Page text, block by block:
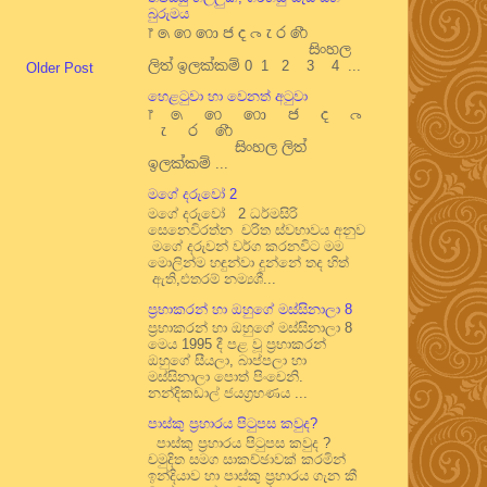
Older Post
බුරුමය
෦ ෧ ෨ ෩ ෪ ෫ ෬ ෭ ෮ ෯
සිංහල
ලිත් ඉලක්කම් 0 1 2 3 4 ...
හෙළටුවා හා වෙනත් අටුවා
෦ ෧ ෨ ෩ ෪ ෫ ෬
෭ ෮ ෯
සිංහල ලිත්
ඉලක්කම් ...
මගේ දරුවෝ 2
මගේ දරුවෝ 2 ධර්මසිරි
සෙනෙවිරත්න චරිත ස්වභාවය අනුව
මගේ දරුවන් වර්ග කරනවිට මම
මොලින්ම හඳුන්වා දුන්නේ තද හිත්
ඇති,එතරම් නම්‍යශී...
ප්‍රභාකරන් හා ඔහුගේ මස්සිනාලා 8
ප්‍රභාකරන් හා ඔහුගේ මස්සිනාලා 8
මෙය 1995 දී පළ වූ ප්‍රභාකරන්
ඔහුගේ සීයලා, බාප්පලා හා
මස්සිනාලා පොත් පිංචෙනි.
නන්දිකඩාල් ජයග්‍රහණය ...
පාස්කු ප්‍රහාරය පිටුපස කවුද?
පාස්කු ප්‍රහාරය පිටුපස කවුද ?
චමුදිත සමග සාකච්ඡාවක් කරමින්
ඉන්දියාව හා පාස්කු ප්‍රහාරය ගැන කී